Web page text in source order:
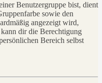
Benutzergruppe bist, dient
sowie den
angezeigt wird,
dir die Berechtigung
Bereich selbst